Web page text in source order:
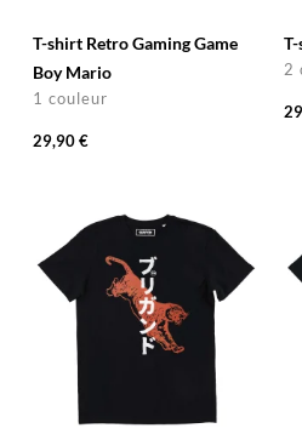
T-shirt Retro Gaming Game
Boy Mario
1 couleur
29,90 €
2